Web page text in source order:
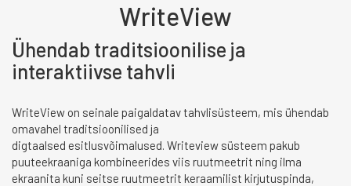
WriteView
Ühendab traditsioonilise ja
interaktiivse tahvli
WriteView on seinale paigaldatav tahvlisüsteem, mis ühendab
omavahel traditsioonilised ja
digtaalsed esitlusvõimalused. Writeview süsteem pakub
puuteekraaniga kombineerides viis ruutmeetrit ning ilma
ekraanita kuni seitse ruutmeetrit keraamilist kirjutuspinda,